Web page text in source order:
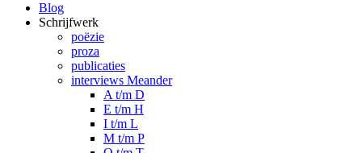
Blog
Schrijfwerk
poëzie
proza
publicaties
interviews Meander
A t/m D
E t/m H
I t/m L
M t/m P